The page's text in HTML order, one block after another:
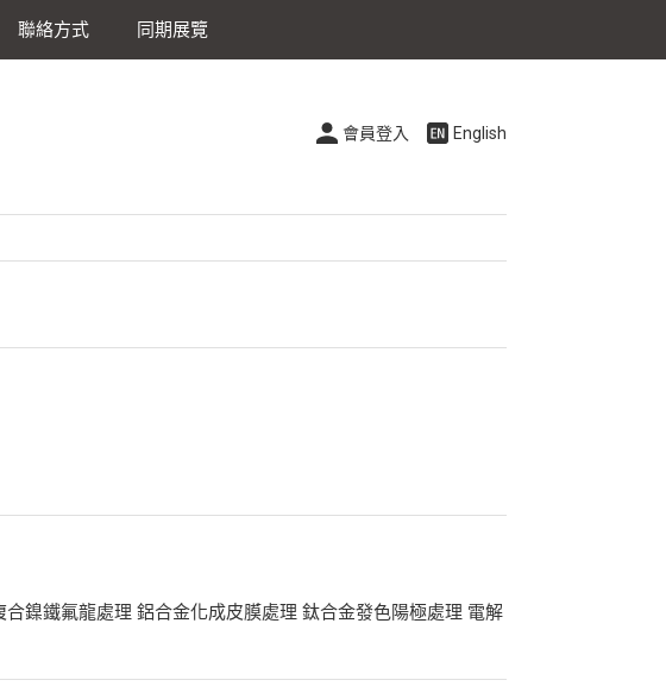
聯絡方式 同期展覽
會員登入 English
鎳鐵氟龍處理 鋁合金化成皮膜處理 鈦合金發色陽極處理 電解